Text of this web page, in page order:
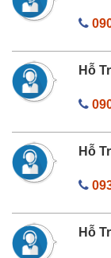
Hỗ
Hỗ
Hỗ